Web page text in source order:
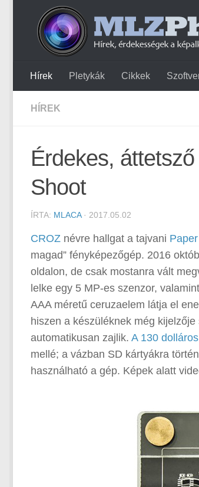
Hírek Pletykák Cikkek
HÍREK
Érdekes,
Shoot
ÍRTA: MLACA· 2017.05.02
CROZ névre hallgat a tajvani
magad” fényképezőgép. 2016
oldalon, de csak mostanra vált
lelke egy 5 MP-es szenzor,
AAA méretű ceruzaelem látja el
hiszen a készüléknek még
automatikusan zajlik. A 130
mellé; a vázban SD kártyákra
használható a gép. Képek alatt